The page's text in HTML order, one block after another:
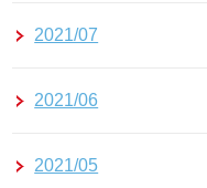
2021/07
2021/06
2021/05